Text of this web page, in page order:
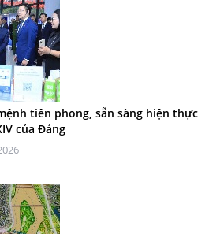
tiên phong, sẵn sàng hiện thực
của Đảng